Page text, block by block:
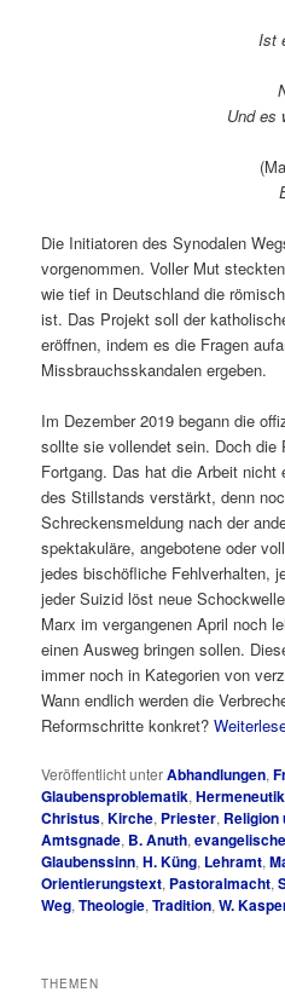
Ist
Und es
Die Initiatoren des Synodalen
vorgenommen. Voller Mut
wie tief in Deutschland die
ist. Das Projekt soll der
eröffnen, indem es die Fragen
Missbrauchsskandalen ergeben.
Im Dezember 2019 begann die
sollte sie vollendet sein. Doch die
Fortgang. Das hat die Arbeit
des Stillstands verstärkt, denn
Schreckensmeldung nach der
spektakuläre, angebotene oder
jedes bischöfliche Fehlverhalten,
jeder Suizid löst neue
Marx im vergangenen April noch
einen Ausweg bringen sollen.
immer noch in Kategorien von
Wann endlich werden die
Reformschritte konkret?
Veröffentlicht unterAbhandlungen,
Glaubensproblematik,
Christus,Kirche, Priester, Religion
Amtsgnade, B. Anuth,
Glaubenssinn,H. Küng, Lehramt,
Orientierungstext, Pastoralmacht,
Weg,Theologie,Tradition,W.
THEMEN